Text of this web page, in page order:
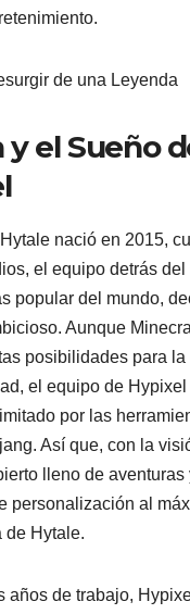
de una Leyenda
y el Sueño
nació en 2015,
el equipo detrás
popular del mundo,
Aunque
posibilidades para
el equipo de Hypixel
por las
Así que, con la
lleno de aventuras
personalización al
de Hytale.
años de trabajo,